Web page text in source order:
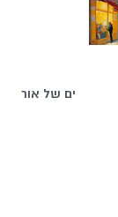
ים של אור